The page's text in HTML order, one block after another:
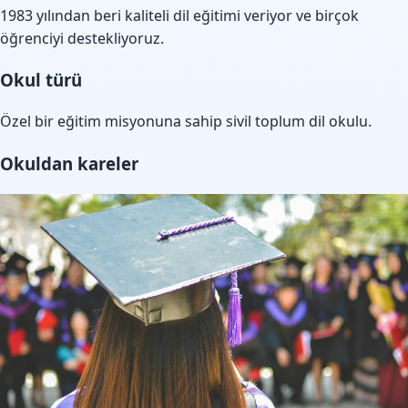
1983 yılından beri kaliteli dil eğitimi veriyor ve birçok
öğrenciyi destekliyoruz.
Okul türü
Özel bir eğitim misyonuna sahip sivil toplum dil okulu.
Okuldan kareler